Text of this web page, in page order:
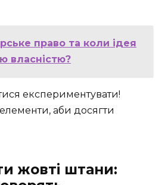
право та коли ідея
власністю?
експериментувати!
елементи, аби досягти
жовті штани: